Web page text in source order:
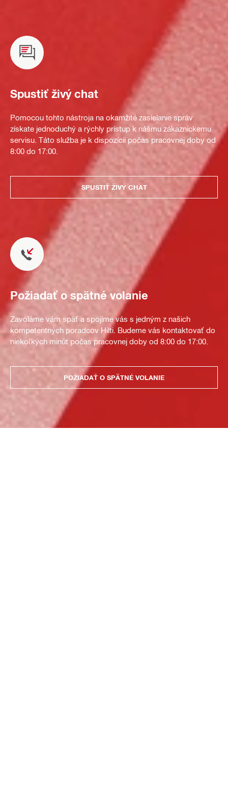
Spustiť živý chat
Pomocou tohto nástroja na okamžité zasielanie správ
získate jednoduchý a rýchly prístup k nášmu zákazníckemu
servisu. Táto služba je k dispozícii počas pracovnej doby od
8:00 do 17:00.
SPUSTIŤ ŽIVÝ CHAT
Požiadať o spätné volanie
Zavoláme vám späť a spojíme vás s jedným z našich
kompetentných poradcov Hilti. Budeme vás kontaktovať do
niekoľkých minút počas pracovnej doby od 8:00 do 17:00.
POŽIADAŤ O SPÄTNÉ VOLANIE